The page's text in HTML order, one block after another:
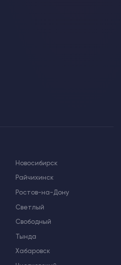
Новосибирск
Райчихинск
Ростов-на-Дону
Светлый
Свободный
Тында
Хабаровск